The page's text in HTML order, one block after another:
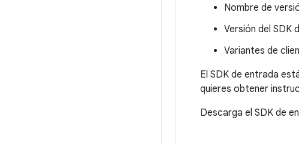
Nombre de
Versión del SDK
Variantes de
El SDK de entrada
quieres obtener
Descarga el SDK de